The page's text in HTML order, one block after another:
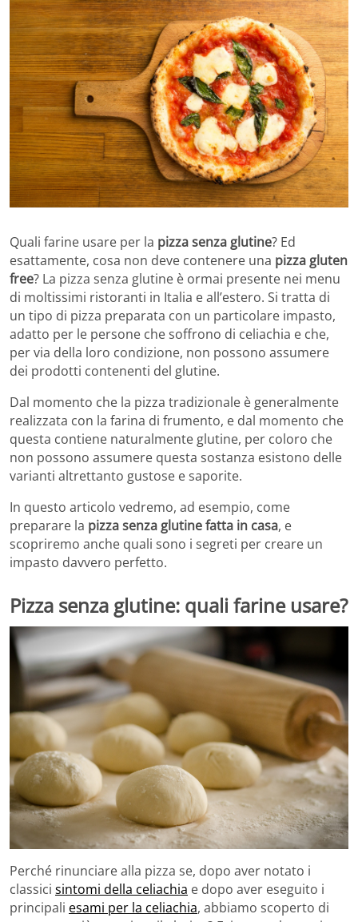
Quali farine usare per la pizza senza glutine? Ed
esattamente, cosa non deve contenere una pizza gluten
free? La pizza senza glutine è ormai presente nei menu
di moltissimi ristoranti in Italia e all’estero. Si tratta di
un tipo di pizza preparata con un particolare impasto,
adatto per le persone che soffrono di celiachia e che,
per via della loro condizione, non possono assumere
dei prodotti contenenti del glutine.
Dal momento che la pizza tradizionale è generalmente
realizzata con la farina di frumento, e dal momento che
questa contiene naturalmente glutine, per coloro che
non possono assumere questa sostanza esistono delle
varianti altrettanto gustose e saporite.
In questo articolo vedremo, ad esempio, come
preparare la pizza senza glutine fatta in casa, e
scopriremo anche quali sono i segreti per creare un
impasto davvero perfetto.
Pizza senza glutine: quali farine usare?
Perché rinunciare alla pizza se, dopo aver notato i
classici sintomi della celiachia e dopo aver eseguito i
principali esami per la celiachia, abbiamo scoperto di